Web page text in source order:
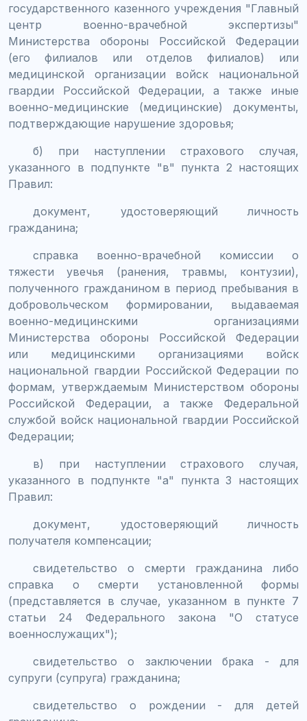
государственного казенного учреждения "Главный
центр военно-врачебной экспертизы"
Министерства обороны Российской Федерации
(его филиалов или отделов филиалов) или
медицинской организации войск национальной
гвардии Российской Федерации, а также иные
военно-медицинские (медицинские) документы,
подтверждающие нарушение здоровья;
б) при наступлении страхового случая,
указанного в подпункте "в" пункта 2 настоящих
Правил:
документ, удостоверяющий личность
гражданина;
справка военно-врачебной комиссии о
тяжести увечья (ранения, травмы, контузии),
полученного гражданином в период пребывания в
добровольческом формировании, выдаваемая
военно-медицинскими организациями
Министерства обороны Российской Федерации
или медицинскими организациями войск
национальной гвардии Российской Федерации по
формам, утверждаемым Министерством обороны
Российской Федерации, а также Федеральной
службой войск национальной гвардии Российской
Федерации;
в) при наступлении страхового случая,
указанного в подпункте "а" пункта 3 настоящих
Правил:
документ, удостоверяющий личность
получателя компенсации;
свидетельство о смерти гражданина либо
справка о смерти установленной формы
(представляется в случае, указанном в пункте 7
статьи 24 Федерального закона "О статусе
военнослужащих");
свидетельство о заключении брака - для
супруги (супруга) гражданина;
свидетельство о рождении - для детей